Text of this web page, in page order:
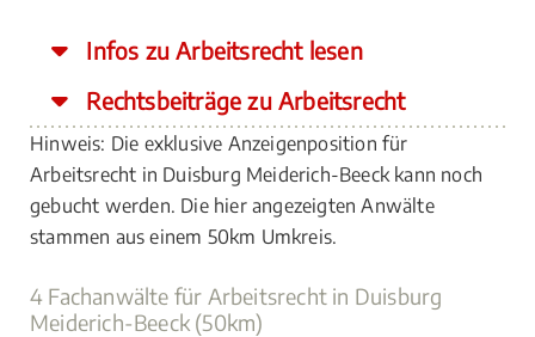
Infos zu Arbeitsrecht lesen
Rechtsbeiträge zu Arbeitsrecht
Hinweis: Die exklusive Anzeigenposition für
Arbeitsrecht in Duisburg Meiderich-Beeck kann noch
gebucht werden. Die hier angezeigten Anwälte
stammen aus einem 50km Umkreis.
4 Fachanwälte für Arbeitsrecht in Duisburg
Meiderich-Beeck (50km)